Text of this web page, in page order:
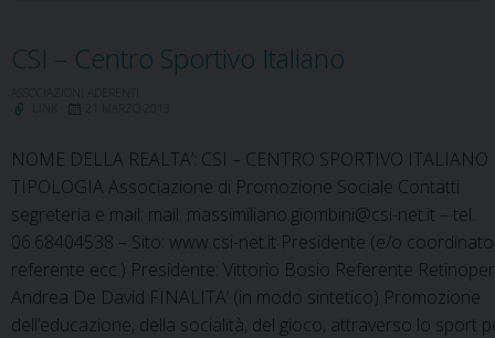
CSI – Centro Sportivo Italiano
ASSOCIAZIONI ADERENTI
LINK
21 MARZO 2013
NOME DELLA REALTA’: CSI – CENTRO SPORTIVO ITALIANO
TIPOLOGIA Associazione di Promozione Sociale Contatti
segreteria e mail: mail: massimiliano.giombini@csi-net.it – tel.
06.68404538 – Sito: www.csi-net.it Presidente (e/o
referente ecc.) Presidente: Vittorio Bosio Referente
Andrea De David FINALITA’ (in modo sintetico) Promozione
dell’educazione, della socialità, del gioco, attraverso lo sport